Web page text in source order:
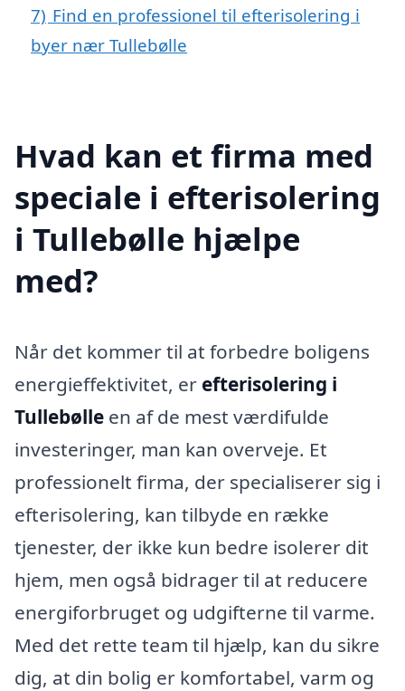
7) Find en professionel til efterisolering i
byer nær Tullebølle
Hvad kan et firma med
speciale i efterisolering
i Tullebølle hjælpe
med?
Når det kommer til at forbedre boligens
energieffektivitet, er efterisolering i
Tullebølle en af de mest værdifulde
investeringer, man kan overveje. Et
professionelt firma, der specialiserer sig i
efterisolering, kan tilbyde en række
tjenester, der ikke kun bedre isolerer dit
hjem, men også bidrager til at reducere
energiforbruget og udgifterne til varme.
Med det rette team til hjælp, kan du sikre
dig, at din bolig er komfortabel, varm og